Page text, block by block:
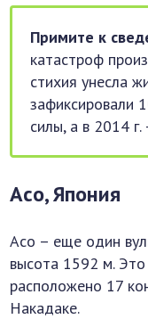
Примите к
катастроф
стихия унесла
зафиксировали
силы, а в 2014
Асо, Япония
Асо – еще один
высота 1592 м. Это
расположено 17
Накадаке.